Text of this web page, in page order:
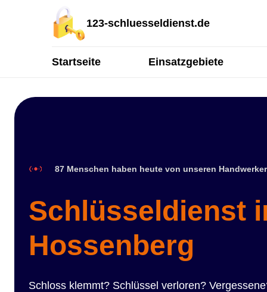
123-schluesseldienst.de
Startseite Einsatzgebiete
87 Menschen haben heute von unseren
Schlüsseldienst
Hossenberg
Schloss klemmt? Schlüssel verloren?